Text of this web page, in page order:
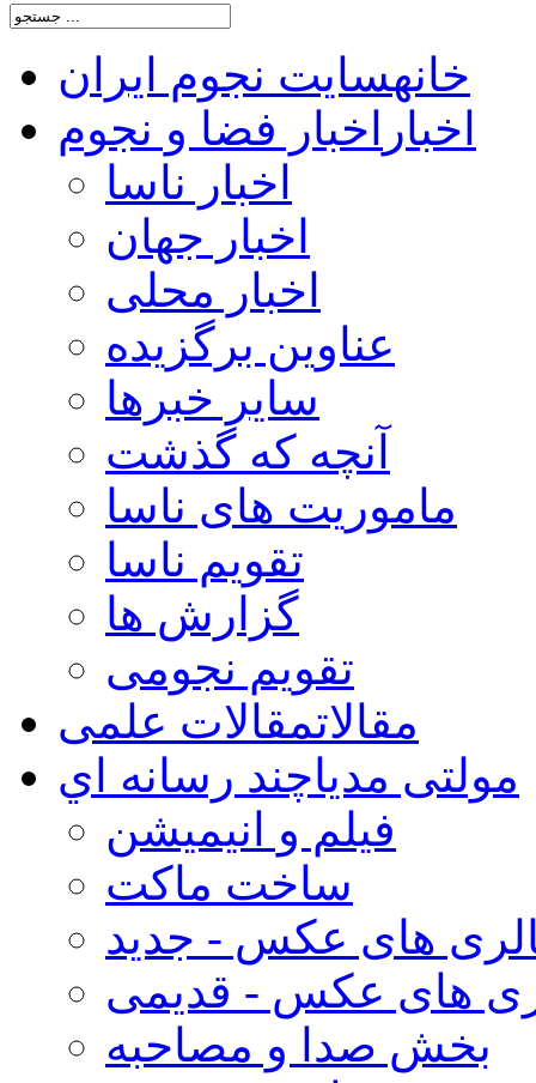
خانهسایت نجوم ایران
اخبار اخبار فضا و نجوم
اخبار ناسا
اخبار جهان
اخبار محلی
عناوین برگزیده
سایر خبرها
آنچه که گذشت
ماموریت های ناسا
تقویم ناسا
گزارش ها
تقویم نجومی
مقالاتمقالات علمی
مولتی مدیاچند رسانه اي
فیلم و انیمیشن
ساخت ماکت
های عکس - جدید
های عکس - قدیمی
بخش صدا و مصاحبه